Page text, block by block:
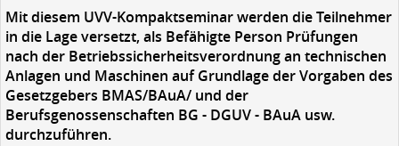
Mit diesem UVV-Kompaktseminar werden die Teilnehmer
in die Lage versetzt, als Befähigte Person Prüfungen
nach der Betriebssicherheitsverordnung an technischen
Anlagen und Maschinen auf Grundlage der Vorgaben des
Gesetzgebers BMAS/BAuA/ und der
Berufsgenossenschaften BG - DGUV - BAuA usw.
durchzuführen.